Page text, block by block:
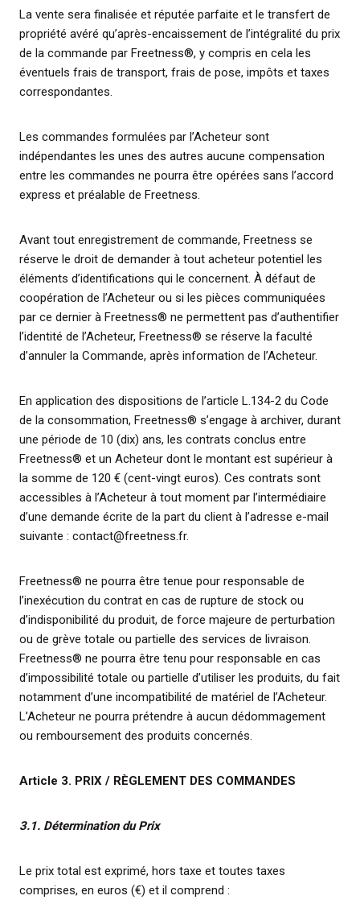
La vente sera finalisée et réputée parfaite et le transfert de
propriété avéré qu’après-encaissement de l’intégralité du prix
de la commande par Freetness®, y compris en cela les
éventuels frais de transport, frais de pose, impôts et taxes
correspondantes.
Les commandes formulées par l’Acheteur sont
indépendantes les unes des autres aucune compensation
entre les commandes ne pourra être opérées sans l’accord
express et préalable de Freetness.
Avant tout enregistrement de commande, Freetness se
réserve le droit de demander à tout acheteur potentiel les
éléments d’identifications qui le concernent. À défaut de
coopération de l’Acheteur ou si les pièces communiquées
par ce dernier à Freetness® ne permettent pas d’authentifier
l’identité de l’Acheteur, Freetness® se réserve la faculté
d’annuler la Commande, après information de l’Acheteur.
En application des dispositions de l’article L.134-2 du Code
de la consommation, Freetness® s’engage à archiver, durant
une période de 10 (dix) ans, les contrats conclus entre
Freetness® et un Acheteur dont le montant est supérieur à
la somme de 120 € (cent-vingt euros). Ces contrats sont
accessibles à l’Acheteur à tout moment par l’intermédiaire
d’une demande écrite de la part du client à l’adresse e-mail
suivante : contact@freetness.fr.
Freetness® ne pourra être tenue pour responsable de
l’inexécution du contrat en cas de rupture de stock ou
d’indisponibilité du produit, de force majeure de perturbation
ou de grève totale ou partielle des services de livraison.
Freetness® ne pourra être tenu pour responsable en cas
d’impossibilité totale ou partielle d’utiliser les produits, du fait
notamment d’une incompatibilité de matériel de l’Acheteur.
L’Acheteur ne pourra prétendre à aucun dédommagement
ou remboursement des produits concernés.
Article 3. PRIX / RÈGLEMENT DES COMMANDES
3.1. Détermination du Prix
Le prix total est exprimé, hors taxe et toutes taxes
comprises, en euros (€) et il comprend :